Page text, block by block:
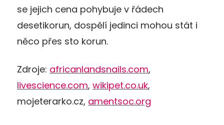
se jejich cena pohybuje v řádech
desetikorun, dospělí jedinci mohou stát i
něco přes sto korun.
Zdroje: africanlandsnails.com,
livescience.com, wikipet.co.uk,
mojeterarko.cz, amentsoc.org